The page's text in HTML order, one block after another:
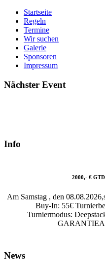
Startseite
Regeln
Termine
Wir suchen
Galerie
Sponsoren
Impressum
Nächster Event
Info
2000,- €
Am Samstag , den
Buy-In: 55€
Turniermodus:
News